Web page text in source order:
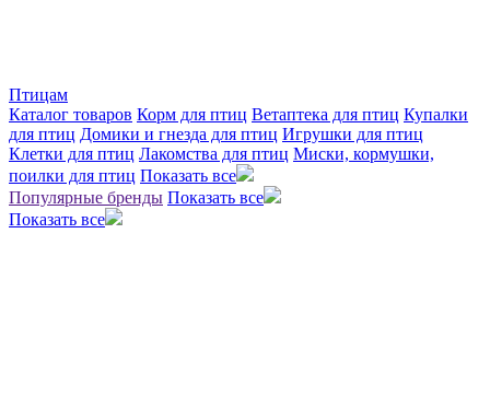
Птицам
Каталог товаров Корм для птиц Ветаптека для птиц Купалки
для птиц Домики и гнезда для птиц Игрушки для птиц
Клетки для птиц Лакомства для птиц Миски, кормушки,
поилки для птиц Показать все
Популярные бренды Показать все
Показать все